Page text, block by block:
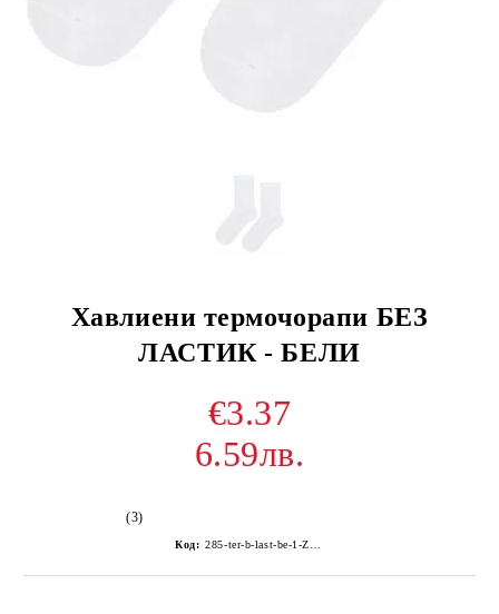
Хавлиени термочорапи БЕЗ
ЛАСТИК - БЕЛИ
€3.37
6.59лв.
(3)
Код: 285-ter-b-last-be-1-Z352Z-